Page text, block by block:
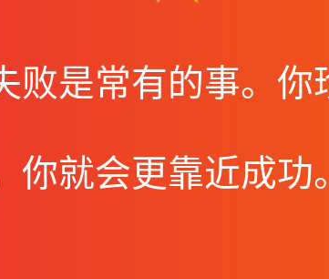
败是常有的事。
你就会更靠近成功